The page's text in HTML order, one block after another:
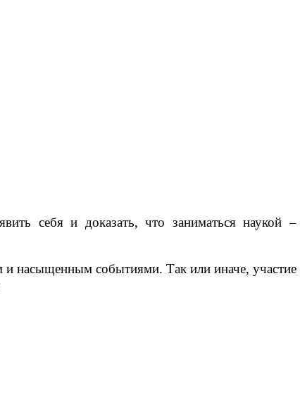
себя и доказать, что заниматься наукой –
насыщенным событиями. Так или иначе, участие